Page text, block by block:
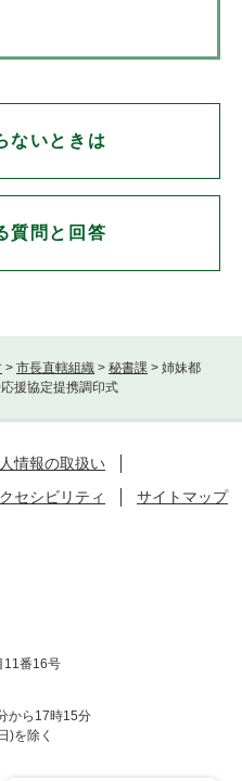
> 市長直轄組織 > 秘書課 > 姉妹都
援協定提携調印式
ないときは
質問と回答
情報の取扱い
セシビリティ サイトマップ
番16号
から17時15分
)を除く